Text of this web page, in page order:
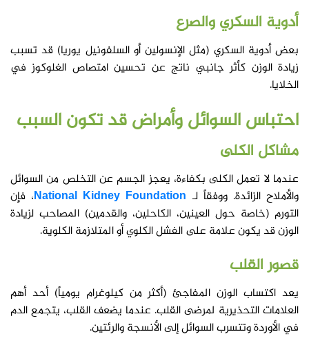
أدوية السكري والصرع
بعض أدوية السكري (مثل الإنسولين أو السلفونيل يوريا) قد تسبب
زيادة الوزن كأثر جانبي ناتج عن تحسين امتصاص الغلوكوز في
الخلايا.
احتباس السوائل وأمراض قد تكون السبب
مشاكل الكلى
عندما لا تعمل الكلى بكفاءة، يعجز الجسم عن التخلص من السوائل
والأملاح الزائدة. ووفقاً لـ National Kidney Foundation، فإن
التورم (خاصة حول العينين، الكاحلين، والقدمين) المصاحب لزيادة
الوزن قد يكون علامة على الفشل الكلوي أو المتلازمة الكلوية.
قصور القلب
يعد اكتساب الوزن المفاجئ (أكثر من كيلوغرام يومياً) أحد أهم
العلامات التحذيرية لمرضى القلب. عندما يضعف القلب، يتجمع الدم
في الأوردة وتتسرب السوائل إلى الأنسجة والرئتين.